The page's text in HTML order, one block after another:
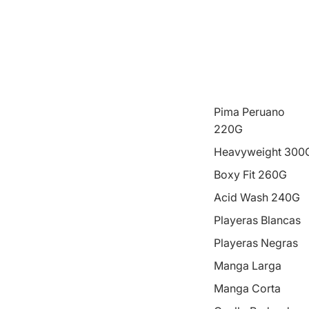
Pima Peruano
220G
Heavyweight
Boxy Fit 260G
Acid Wash 240G
Playeras Blancas
Playeras Negras
Manga Larga
Manga Corta